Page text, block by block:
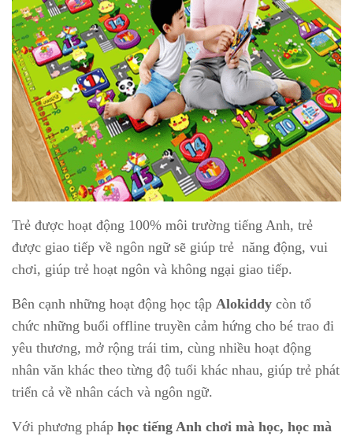
Trẻ được hoạt động 100% môi trường tiếng Anh, trẻ
được giao tiếp về ngôn ngữ sẽ giúp trẻ năng động, vui
chơi, giúp trẻ hoạt ngôn và không ngại giao tiếp.
Bên cạnh những hoạt động học tập Alokiddy còn tổ
chức những buổi offline truyền cảm hứng cho bé trao đi
yêu thương, mở rộng trái tim, cùng nhiều hoạt động
nhân văn khác theo từng độ tuổi khác nhau, giúp trẻ phát
triển cả về nhân cách và ngôn ngữ.
Với phương pháp học tiếng Anh chơi mà học, học mà